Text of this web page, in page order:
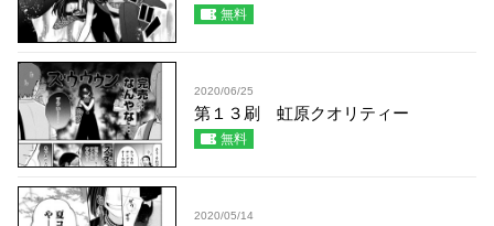
無料
2020/06/25
第１３刷 虹原クオリティー
無料
2020/05/14